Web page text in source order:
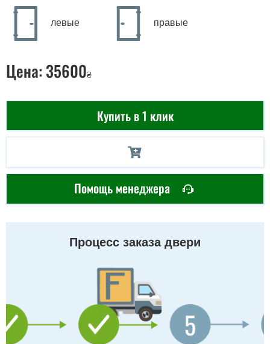
левые правые
Цена: 35600₴
Купить в 1 клик
Помощь менеджера
Процесс заказа двери